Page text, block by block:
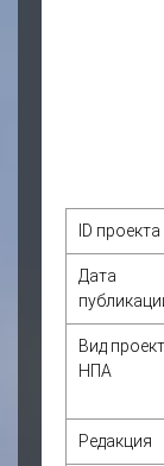
ID проекта
Дата
Вид
НПА
Редакция